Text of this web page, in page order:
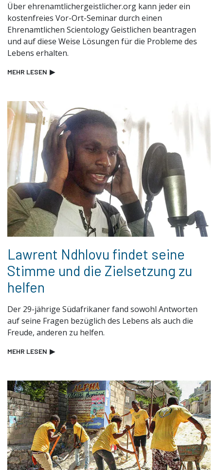
Über ehrenamtlichergeistlicher.org kann jeder ein
kostenfreies Vor-Ort-Seminar durch einen
Ehrenamtlichen Scientology Geistlichen beantragen
und auf diese Weise Lösungen für die Probleme des
Lebens erhalten.
MEHR LESEN ▶
Lawrent Ndhlovu findet seine
Stimme und die Zielsetzung zu
helfen
Der 29-jährige Südafrikaner fand sowohl Antworten
auf seine Fragen bezüglich des Lebens als auch die
Freude, anderen zu helfen.
MEHR LESEN ▶